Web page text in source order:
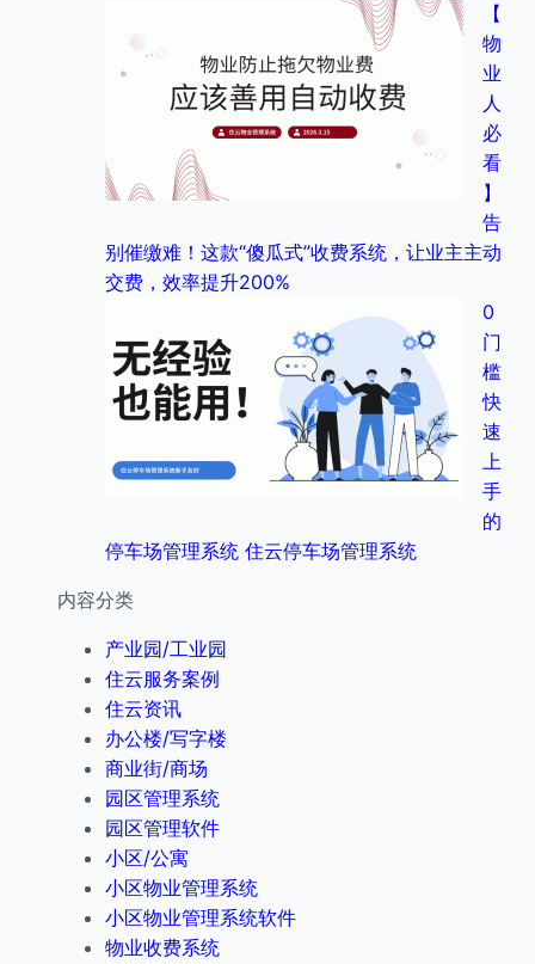
【
物
业
人
必
看
】
告
别催缴难！这款“傻瓜式”收费系统，让业主主动
交费，效率提升200%
0
门
槛
快
速
上
手
的
停车场管理系统 住云停车场管理系统
内容分类
产业园/工业园
住云服务案例
住云资讯
办公楼/写字楼
商业街/商场
园区管理系统
园区管理软件
小区/公寓
小区物业管理系统
小区物业管理系统软件
物业收费系统